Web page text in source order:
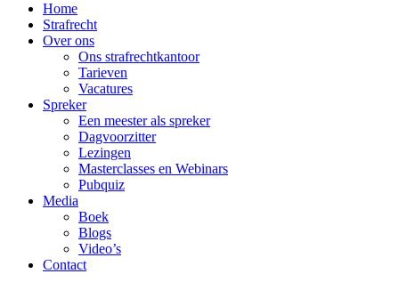
Home
Strafrecht
Over ons
Ons strafrechtkantoor
Tarieven
Vacatures
Spreker
Een meester als spreker
Dagvoorzitter
Lezingen
Masterclasses en Webinars
Pubquiz
Media
Boek
Blogs
Video’s
Contact